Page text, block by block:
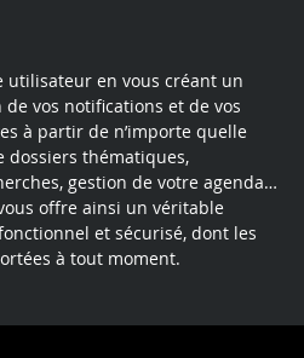
utilisateur en vous créant un
vos notifications et de vos
à partir de n’importe quelle
dossiers thématiques,
gestion de votre agenda…
offre ainsi un véritable
et sécurisé, dont les
à tout moment.